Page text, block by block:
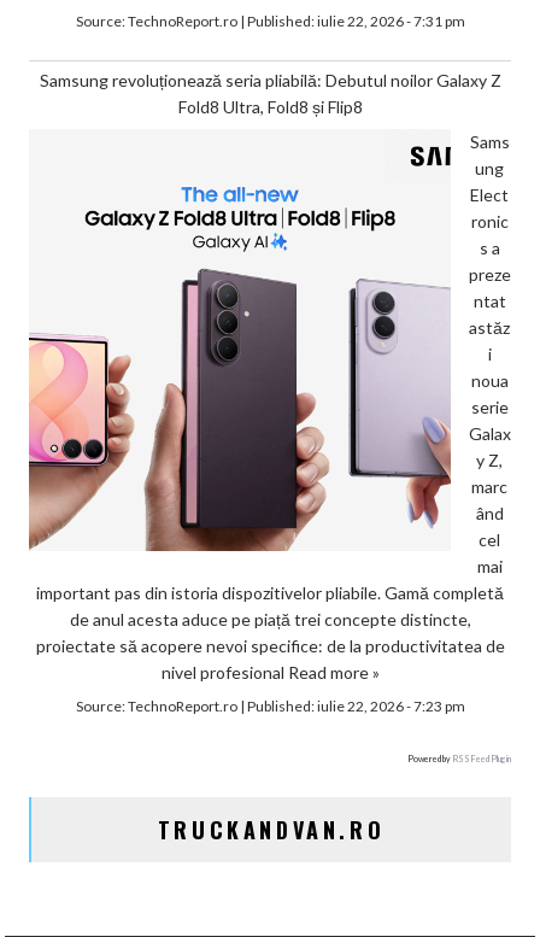
Source:TechnoReport.ro| Published:iulie 22, 2026 - 7:31 pm
Samsung revoluționează seria pliabilă: Debutul noilor Galaxy Z
Fold8 Ultra, Fold8 și Flip8
Sams
ung
Elect
ronic
s a
preze
ntat
astăz
i
noua
serie
Galax
y Z,
marc
ând
cel
mai
important pas din istoria dispozitivelor pliabile. Gamă completă
de anul acesta aduce pe piață trei concepte distincte,
proiectate să acopere nevoi specifice: de la productivitatea de
nivel profesional Read more »
Source:TechnoReport.ro| Published:iulie 22, 2026 - 7:23 pm
Powered by RSS Feed Plugin
TRUCKANDVAN.RO